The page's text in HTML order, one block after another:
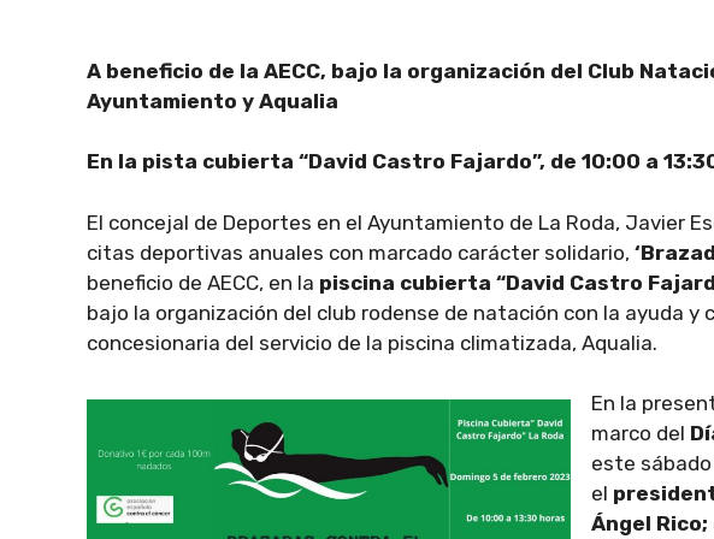
A beneficio de la AECC, bajo la organización del Club
Ayuntamiento y Aqualia
En la pista cubierta “David Castro Fajardo”, de 10:00 a
El concejal de Deportes en el Ayuntamiento de La Roda, Javier
citas deportivas anuales con marcado carácter solidario,
beneficio de AECC, en la piscina cubierta “David Castro
bajo la organización del club rodense de natación con la ayuda
concesionaria del servicio de la piscina climatizada, Aqualia.
En la
marco del
este sábado
el
Ángel Rico;